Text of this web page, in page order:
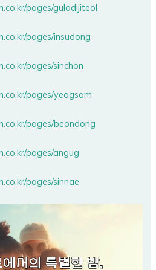
pages/gulodijiteol
pages/insudong
pages/sinchon
pages/yeogsam
pages/beondong
pages/angug
pages/sinnae